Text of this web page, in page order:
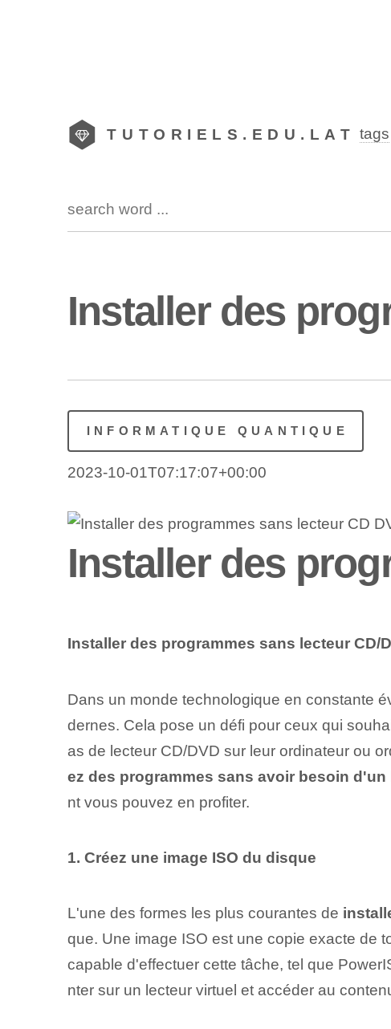
TUTORIELS.EDU.LAT tags
Installer des
INFORMATIQUE QUANTIQUE
2023-10-01T07:17:07+00:00
Installer des
Installer des programmes sans lecteur CD/
Dans un monde technologique en constante
dernes. Cela pose un défi pour ceux qui
as de lecteur CD/DVD sur leur ordinateur ou
ez des programmes sans avoir besoin d'un
nt vous pouvez en profiter.
1. Créez une image ISO du disque
L'une des formes les plus courantes de
que. Une image ISO est une copie exacte de
capable d'effectuer cette tâche, tel que
nter sur un lecteur virtuel et accéder au